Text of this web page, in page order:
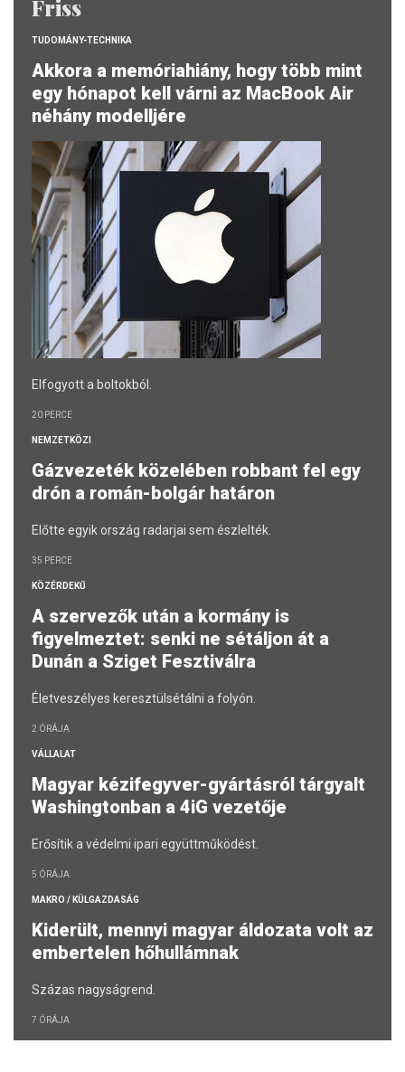
Friss
TUDOMÁNY-TECHNIKA
Akkora a memóriahiány, hogy több mint
egy hónapot kell várni az MacBook Air
néhány modelljére
Elfogyott a boltokból.
20 PERCE
NEMZETKÖZI
Gázvezeték közelében robbant fel egy
drón a román-bolgár határon
Előtte egyik ország radarjai sem észlelték.
35 PERCE
KÖZÉRDEKŰ
A szervezők után a kormány is
figyelmeztet: senki ne sétáljon át a
Dunán a Sziget Fesztiválra
Életveszélyes keresztülsétálni a folyón.
2 ÓRÁJA
VÁLLALAT
Magyar kézifegyver-gyártásról tárgyalt
Washingtonban a 4iG vezetője
Erősítik a védelmi ipari együttműködést.
5 ÓRÁJA
MAKRO / KÜLGAZDASÁG
Kiderült, mennyi magyar áldozata volt az
embertelen hőhullámnak
Százas nagyságrend.
7 ÓRÁJA